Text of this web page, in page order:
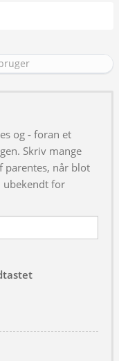
og - foran et
Skriv mange
parentes, når blot
ubekendt for